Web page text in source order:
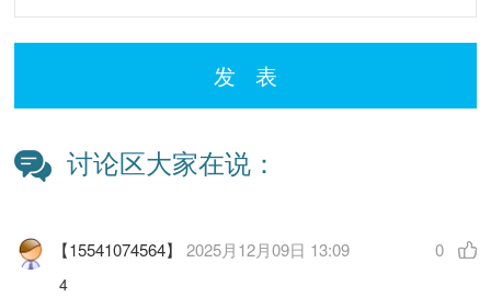
发 表
讨论区大家在说：
【15541074564】2025月12月09日 13:09 0
4